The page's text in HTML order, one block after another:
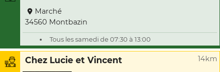
Marché
34560 Montbazin
Tous les samedi de 07:30 à 13:00
Chez Lucie et Vincent 14km